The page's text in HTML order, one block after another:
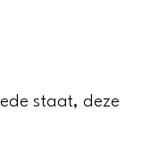
staat, deze